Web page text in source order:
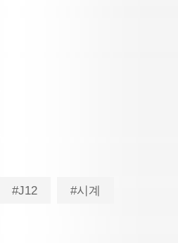
#J12 #시계